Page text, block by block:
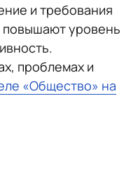
и требования
уровень
проблемах и
«Общество» на